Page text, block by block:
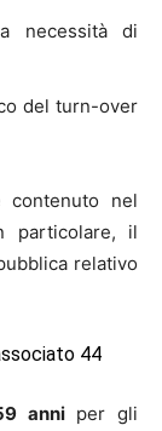
necessità di
del turn-over
contenuto nel
particolare, il
relativo
44
anniper gli